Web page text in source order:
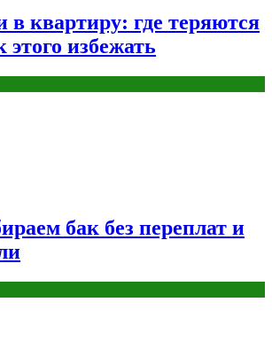
в квартиру: где теряются
этого избежать
бак без переплат и